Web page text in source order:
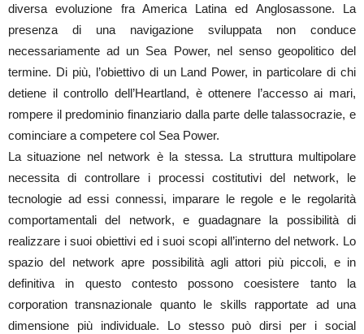
diversa evoluzione fra America Latina ed Anglosassone. La
presenza di una navigazione sviluppata non conduce
necessariamente ad un Sea Power, nel senso geopolitico del
termine. Di più, l’obiettivo di un Land Power, in particolare di chi
detiene il controllo dell’Heartland, è ottenere l’accesso ai mari,
rompere il predominio finanziario dalla parte delle talassocrazie, e
cominciare a competere col Sea Power.
La situazione nel network è la stessa. La struttura multipolare
necessita di controllare i processi costitutivi del network, le
tecnologie ad essi connessi, imparare le regole e le regolarità
comportamentali del network, e guadagnare la possibilità di
realizzare i suoi obiettivi ed i suoi scopi all’interno del network. Lo
spazio del network apre possibilità agli attori più piccoli, e in
definitiva in questo contesto possono coesistere tanto la
corporation transnazionale quanto le skills rapportate ad una
dimensione più individuale. Lo stesso può dirsi per i social